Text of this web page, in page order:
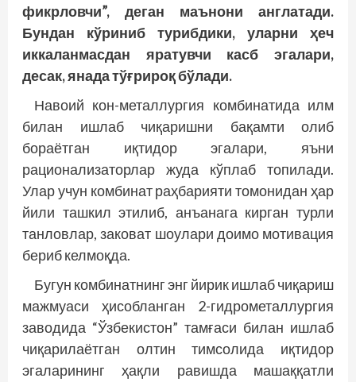
фикрловчи”, деган маънони англатади.
Бундан кўриниб турибдики, уларни ҳеч
иккаланмасдан яратувчи касб эгалари,
десак, янада тўғрироқ бўлади.
Навоий кон-металлургия комбинатида илм
билан ишлаб чиқаришни бақамти олиб
бораётган иқтидор эгалари, яъни
рационализаторлар жуда кўплаб топилади.
Улар учун комбинат раҳбарияти томонидан ҳар
йили ташкил этилиб, анъанага кирган турли
танловлар, заковат шоулари доимо мотивация
бериб келмоқда.
Бугун комбинатнинг энг йирик ишлаб чиқариш
мажмуаси ҳисобланган 2-гидрометаллургия
заводида “Ўзбекистон” тамғаси билан ишлаб
чиқарилаётган олтин тимсолида иқтидор
эгаларининг ҳақли равишда машаққатли